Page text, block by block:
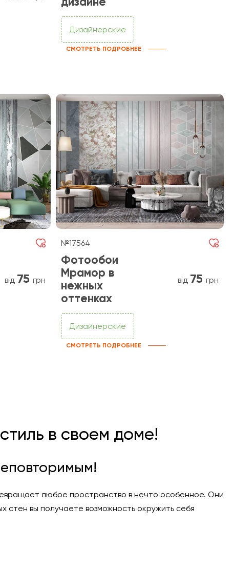
Дизайнерские
СМОТРЕТЬ ПОДРОБНЕЕ
від 75 грн
№17564
Фотообои
Мрамор в
нежных
оттенках
від 75 грн
Дизайнерские
СМОТРЕТЬ ПОДРОБНЕЕ
в своем доме!
любое пространство в нечто особенное. Они
стен вы получаете возможность окружить себя